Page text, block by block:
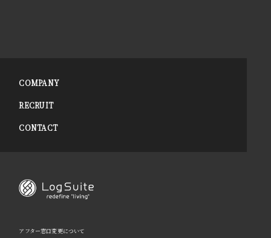
COMPANY
RECRUIT
CONTACT
アフター窓口変更について